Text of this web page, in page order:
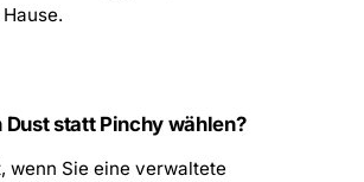
Dust statt Pinchy wählen?
wenn Sie eine verwaltete